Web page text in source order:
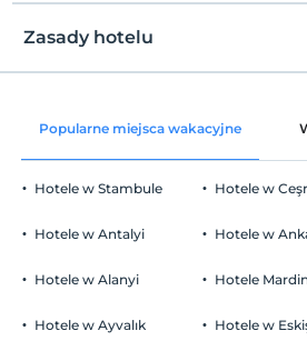
Części wspólne i
Parking
wolny prywatny
Zasady hotelu
Zameldować się
Wymeldować się
Przed 11:00
Zwierzęta
Dostęp do obiektu można uzyskać w
Popularne miejsca wakacyjne
Hotele w Stambule
Hotele w Antalyi
Hotele w Alanyi
Hotele w Ayvalık
Hotele w
Hotele w
Hotele
Hotele w